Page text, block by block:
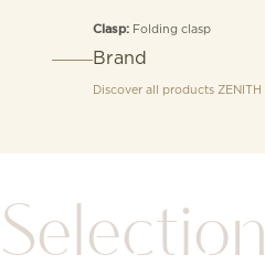
Clasp: Folding clasp
Brand
Discover all products ZENITH
Selection